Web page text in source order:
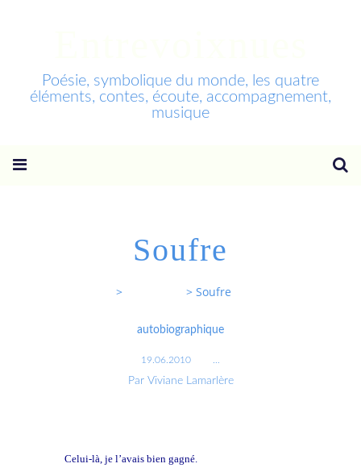
Poésie, symbolique du monde, les quatre
éléments, contes, écoute, accompagnement,
musique
Soufre
> > Soufre
autobiographique
19.06.2010
Par Viviane Lamarlère
Celui-là, je l’avais bien gagné.